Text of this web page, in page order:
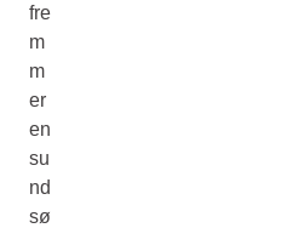
fre
m
m
er
en
su
nd
sø